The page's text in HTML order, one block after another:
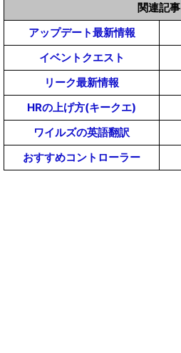
関連記事
アップデート最新情報
イベントクエスト
リーク最新情報
HRの上げ方(キークエ)
ワイルズの英語翻訳
おすすめコントローラー